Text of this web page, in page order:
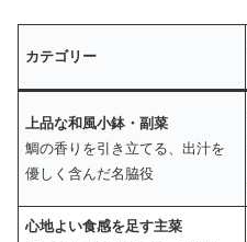
カテゴリー
上品な和風小鉢・副菜
鯛の香りを引き立てる、出汁を
優しく含んだ名脇役
心地よい食感を足す主菜